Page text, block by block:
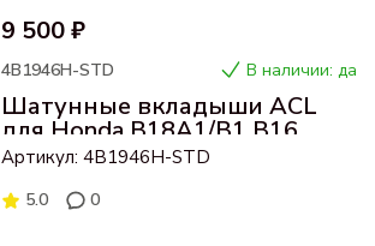
9 500 ₽
В наличии: да
4B1946H-STD
Шатунные вкладыши ACL
для Honda B18A1/B1 B16
B16A2 B20B (Стандартный
Артикул: 4B1946H-STD
5.0 0